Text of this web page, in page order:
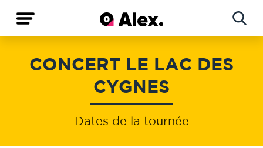
Concerts
Artistes
CONCERT LE LAC DES
CYGNES
Dates de la tournée